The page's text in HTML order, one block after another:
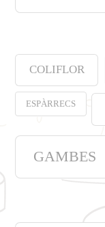
COLIFLOR
ESPÀRRECS
GAMBES